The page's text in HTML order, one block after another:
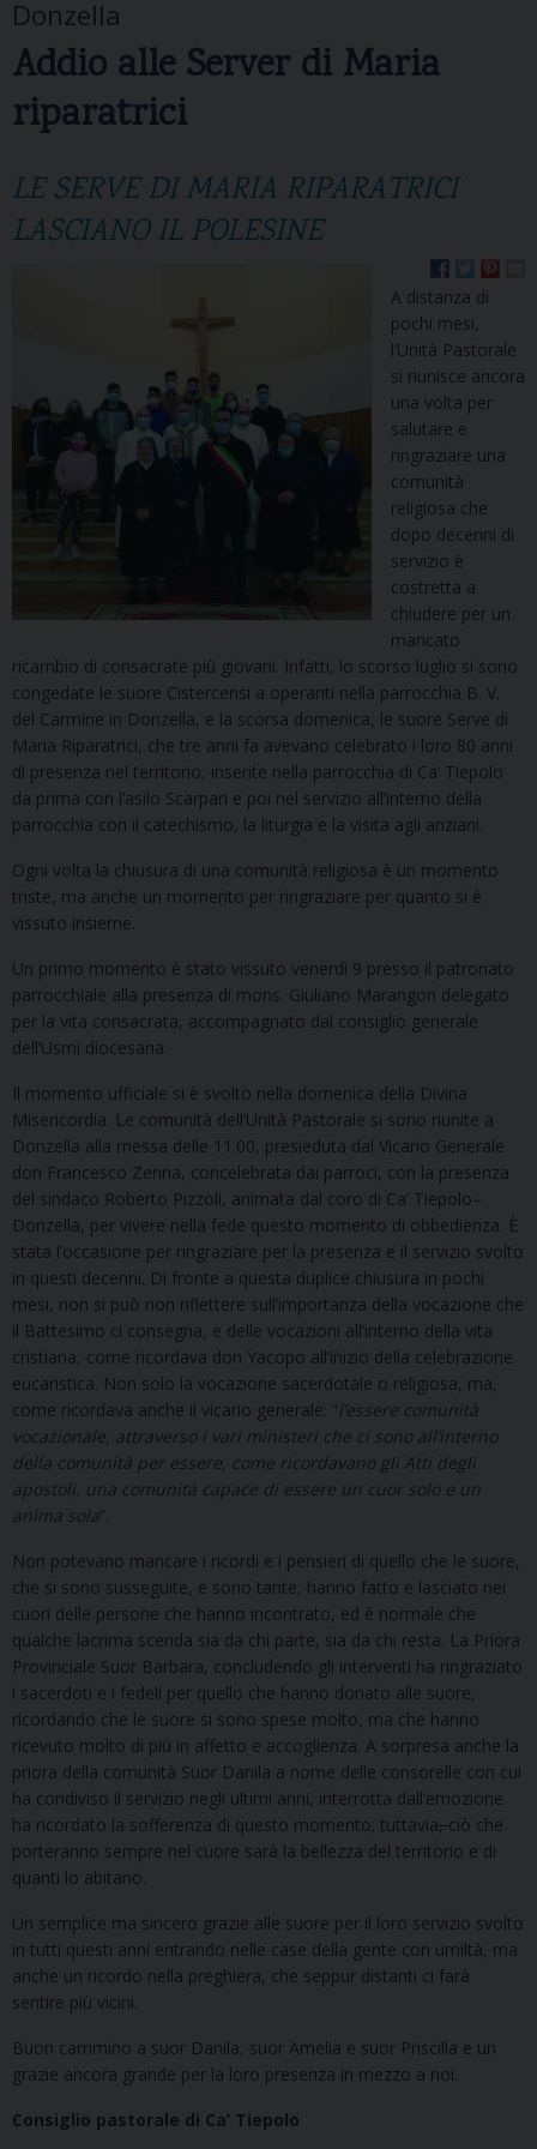
Donzella
Addio alle Server di Maria
riparatrici
LE SERVE DI MARIA RIPARATRICI
LASCIANO IL POLESINE
A distanza di
pochi mesi,
l’Unità Pastorale
si riunisce ancora
una volta per
salutare e
ringraziare una
comunità
religiosa che
dopo decenni di
servizio è
costretta a
chiudere per un
mancato
ricambio di consacrate più giovani. Infatti, lo scorso luglio si sono
congedate le suore Cistercensi a operanti nella parrocchia B. V.
del Carmine in Donzella, e la scorsa domenica, le suore Serve di
Maria Riparatrici, che tre anni fa avevano celebrato i loro 80 anni
di presenza nel territorio, inserite nella parrocchia di Ca’ Tiepolo
da prima con l’asilo Scarpari e poi nel servizio all’interno della
parrocchia con il catechismo, la liturgia e la visita agli anziani.
Ogni volta la chiusura di una comunità religiosa è un momento
triste, ma anche un momento per ringraziare per quanto si è
vissuto insieme.
Un primo momento è stato vissuto venerdì 9 presso il patronato
parrocchiale alla presenza di mons. Giuliano Marangon delegato
per la vita consacrata, accompagnato dal consiglio generale
dell’Usmi diocesana.
Il momento ufficiale si è svolto nella domenica della Divina
Misericordia. Le comunità dell’Unità Pastorale si sono riunite a
Donzella alla messa delle 11.00, presieduta dal Vicario Generale
don Francesco Zenna, concelebrata dai parroci, con la presenza
del sindaco Roberto Pizzoli, animata dal coro di Ca’ Tiepolo–
Donzella, per vivere nella fede questo momento di obbedienza. È
stata l’occasione per ringraziare per la presenza e il servizio svolto
in questi decenni. Di fronte a questa duplice chiusura in pochi
mesi, non si può non riflettere sull’importanza della vocazione che
il Battesimo ci consegna, e delle vocazioni all’interno della vita
cristiana, come ricordava don Yacopo all’inizio della celebrazione
eucaristica. Non solo la vocazione sacerdotale o religiosa, ma,
come ricordava anche il vicario generale: “l’essere comunità
vocazionale, attraverso i vari ministeri che ci sono all’interno
della comunità per essere, come ricordavano gli Atti degli
apostoli, una comunità capace di essere un cuor solo e un
anima sola”.
Non potevano mancare i ricordi e i pensieri di quello che le suore,
che si sono susseguite, e sono tante, hanno fatto e lasciato nei
cuori delle persone che hanno incontrato, ed è normale che
qualche lacrima scenda sia da chi parte, sia da chi resta. La Priora
Provinciale Suor Barbara, concludendo gli interventi ha ringraziato
i sacerdoti e i fedeli per quello che hanno donato alle suore,
ricordando che le suore si sono spese molto, ma che hanno
ricevuto molto di più in affetto e accoglienza. A sorpresa anche la
priora della comunità Suor Danila a nome delle consorelle con cui
ha condiviso il servizio negli ultimi anni, interrotta dall’emozione
ha ricordato la sofferenza di questo momento; tuttavia,ciò che
porteranno sempre nel cuore sarà la bellezza del territorio e di
quanti lo abitano.
Un semplice ma sincero grazie alle suore per il loro servizio svolto
in tutti questi anni entrando nelle case della gente con umiltà, ma
anche un ricordo nella preghiera, che seppur distanti ci farà
sentire più vicini.
Buon cammino a suor Danila, suor Amelia e suor Priscilla e un
grazie ancora grande per la loro presenza in mezzo a noi.
Consiglio pastorale di Ca’ Tiepolo